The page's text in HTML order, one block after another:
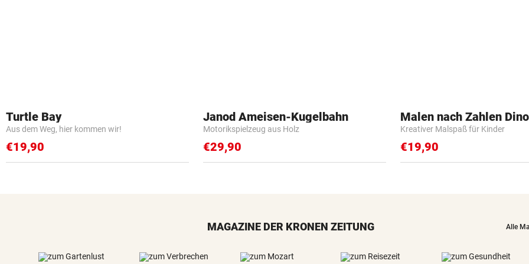
Turtle Bay
Aus dem Weg, hier kommen wir!
€19,90
Janod Ameisen-Kugelbahn
Motorikspielzeug aus Holz
€29,90
Malen nach Zahlen
Kreativer Malspaß für Kinder
€19,90
MAGAZINE DER KRONEN ZEITUNG Alle